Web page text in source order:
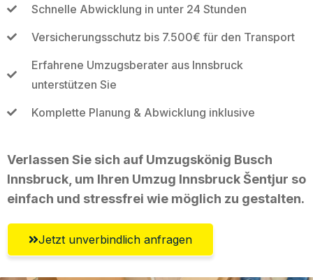
Schnelle Abwicklung in unter 24 Stunden
Versicherungsschutz bis 7.500€ für den Transport
Erfahrene Umzugsberater aus Innsbruck
unterstützen Sie
Komplette Planung & Abwicklung inklusive
Verlassen Sie sich auf Umzugskönig Busch
Innsbruck, um Ihren Umzug Innsbruck Šentjur so
einfach und stressfrei wie möglich zu gestalten.
Jetzt unverbindlich anfragen